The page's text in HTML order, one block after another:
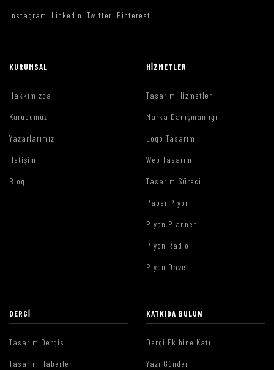
Instagram LinkedIn Twitter Pinterest
KURUMSAL
Hakkımızda
Kurucumuz
Yazarlarımız
İletişim
Blog
HIZMETLER
Tasarım Hizmetleri
Marka Danışmanlığı
Logo Tasarımı
Web Tasarımı
Tasarım Süreci
Paper Piyon
Piyon Planner
Piyon Radio
Piyon Davet
DERGI
Tasarım Dergisi
Tasarım Haberleri
KATKIDA BULUN
Dergi Ekibine Katıl
Yazı Gönder